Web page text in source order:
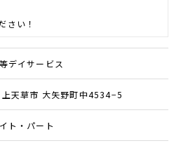
さい！
デイサービス
天草市 大矢野町中4534−5
ト・パート